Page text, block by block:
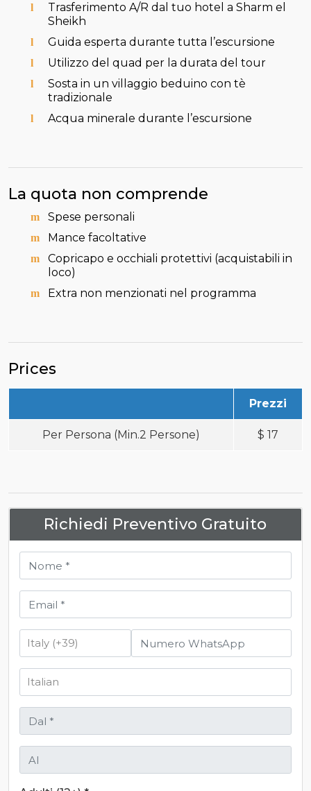
Trasferimento A/R dal tuo hotel a Sharm el
Sheikh
Guida esperta durante tutta l’escursione
Utilizzo del quad per la durata del tour
Sosta in un villaggio beduino con tè
tradizionale
Acqua minerale durante l’escursione
La quota non comprende
Spese personali
Mance facoltative
Copricapo e occhiali protettivi (acquistabili in
loco)
Extra non menzionati nel programma
Prices
Prezzi
Per Persona (Min.2 Persone) $ 17
Richiedi Preventivo Gratuito